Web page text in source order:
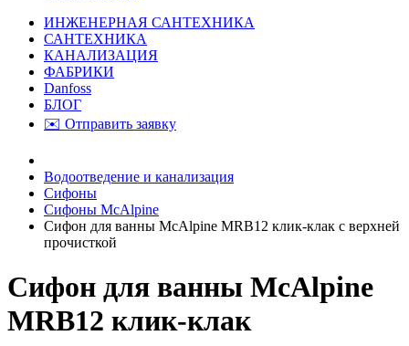
ИНЖЕНЕРНАЯ САНТЕХНИКА
САНТЕХНИКА
КАНАЛИЗАЦИЯ
ФАБРИКИ
Danfoss
БЛОГ
✉️ Отправить заявку
Водоотведение и канализация
Сифоны
Сифоны McAlpine
Сифон для ванны McAlpine MRB12 клик-клак с верхней
прочисткой
Сифон для ванны McAlpine
MRB12 клик-клак